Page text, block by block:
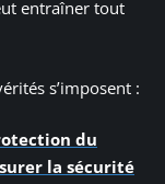
entraîner tout
s’imposent :
du
la sécurité